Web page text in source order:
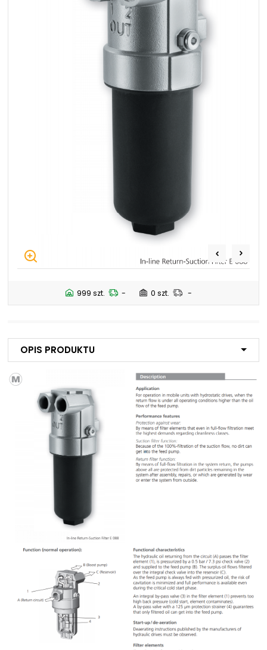
+48 731 349 406
info@chss.pl
Centrum Hydrauliki Siłowej Jawor
59-400 Jawor, ul. Kuziennicza 5, POLSKA
Projektowanie i budowa układów:
POWER HYDRAULICS SOLUTIONS
Sp. z o.o.
58-100 Świdnica, ul. Bystrzycka 17, POLSKA
KRS: 0001073679
+48 732 527 128
info@powerhydraulics.eu
www.powerhydraulics.eu
Engineering for motion
999 szt. - 0 szt. -
Opis produktu